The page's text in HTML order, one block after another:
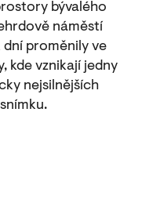
bývalého
náměstí
dní proměnily ve
kde vznikají jedny
nejsilnějších